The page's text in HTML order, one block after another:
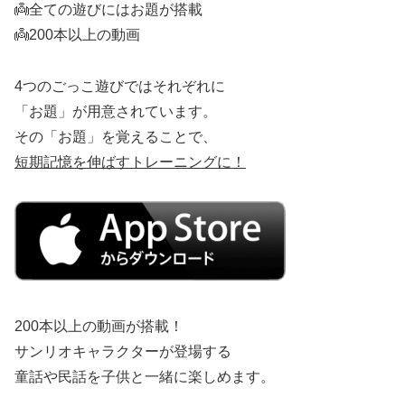
👼全ての遊びにはお題が搭載
👼200本以上の動画
4つのごっこ遊びではそれぞれに
「お題」が用意されています。
その「お題」を覚えることで、
短期記憶を伸ばすトレーニングに！
200本以上の動画が搭載！
サンリオキャラクターが登場する
童話や民話を子供と一緒に楽しめます。